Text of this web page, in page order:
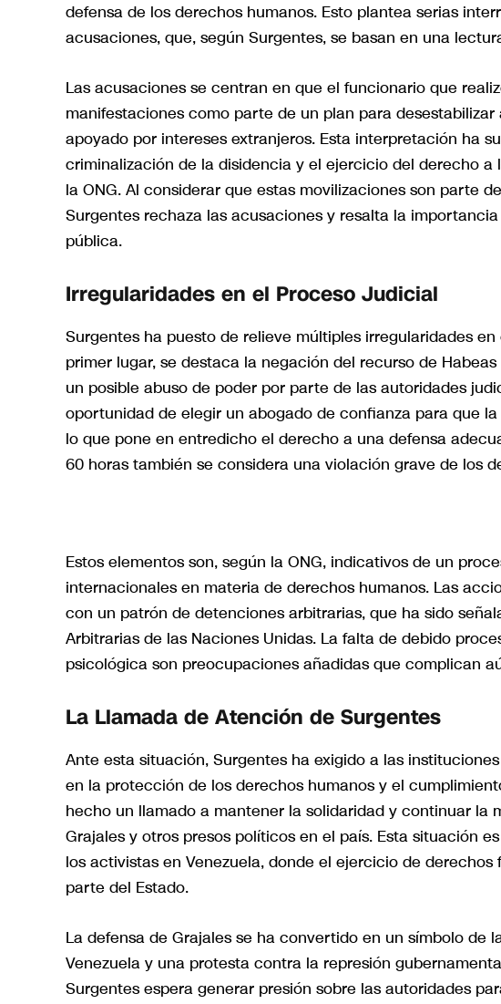
defensa de los derechos humanos. Esto plantea serias
acusaciones, que, según Surgentes, se basan en una
Las acusaciones se centran en que el funcionario que
manifestaciones como parte de un plan para
apoyado por intereses extranjeros. Esta interpretación ha
criminalización de la disidencia y el ejercicio del derecho
la ONG. Al considerar que estas movilizaciones son parte
Surgentes rechaza las acusaciones y resalta la
pública.
Irregularidades en el Proceso Judicial
Surgentes ha puesto de relieve múltiples irregularidades
primer lugar, se destaca la negación del recurso de
un posible abuso de poder por parte de las autoridades
oportunidad de elegir un abogado de confianza para que
lo que pone en entredicho el derecho a una defensa
60 horas también se considera una violación grave de los
Estos elementos son, según la ONG, indicativos de un
internacionales en materia de derechos humanos. Las
con un patrón de detenciones arbitrarias, que ha sido
Arbitrarias de las Naciones Unidas. La falta de debido
psicológica son preocupaciones añadidas que complican
La Llamada de Atención de Surgentes
Ante esta situación, Surgentes ha exigido a las
en la protección de los derechos humanos y el
hecho un llamado a mantener la solidaridad y continuar la
Grajales y otros presos políticos en el país. Esta situación
los activistas en Venezuela, donde el ejercicio de
parte del Estado.
La defensa de Grajales se ha convertido en un símbolo de
Venezuela y una protesta contra la represión
Surgentes espera generar presión sobre las autoridades